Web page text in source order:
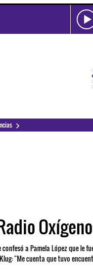
Oxígeno
a Pamela López que le
"Me cuenta que tuvo